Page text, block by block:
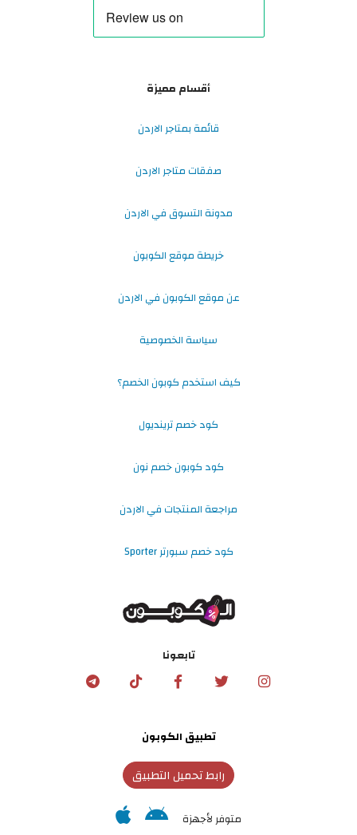
أقسام مميزة
قائمة بمتاجر الاردن
صفقات متاجر الاردن
مدونة التسوق في الاردن
خريطة موقع الكوبون
عن موقع الكوبون في الاردن
سياسة الخصوصية
كيف استخدم كوبون الخصم؟
كود خصم ترينديول
كود كوبون خصم نون
مراجعة المنتجات في الاردن
كود خصم سبورتر Sporter
تابعونا
تطبيق الكوبون
رابط تحميل التطبيق
متوفر لأجهزة